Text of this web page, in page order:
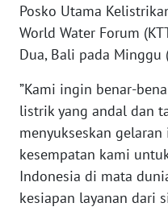
Posko Utama
World Water Forum
Dua, Bali pada Minggu
”Kami ingin benar-
listrik yang andal dan
menyukseskan
kesempatan kami
Indonesia di mata
kesiapan layanan dari
DISCLAIMER
News
WN
SUMUT
WN